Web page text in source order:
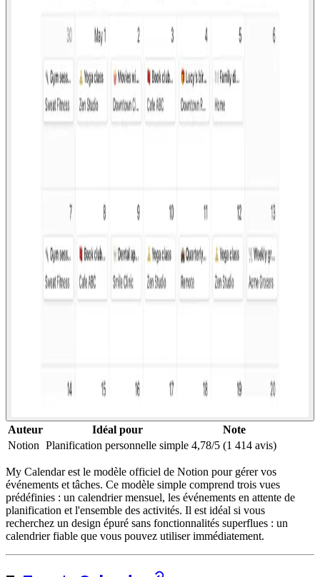
Auteur Idéal pour
Note
Notion Planification personnelle simple 4,78/5 (1 414 avis)
My Calendar est le modèle officiel de Notion pour gérer vos
événements et tâches. Ce modèle simple comprend trois vues
prédéfinies : un calendrier mensuel, les événements en attente de
planification et l'ensemble des activités. Il est idéal si vous
recherchez un design épuré sans fonctionnalités superflues : un
calendrier fiable que vous pouvez utiliser immédiatement.